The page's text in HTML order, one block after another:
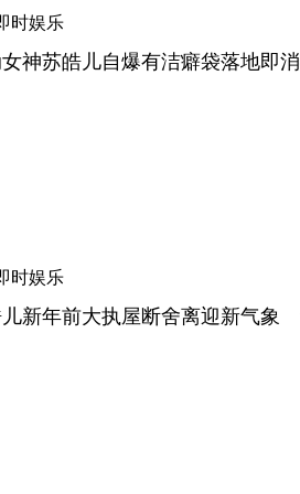
时娱乐
神苏皓儿自爆有洁癖袋落地即
时娱乐
新年前大执屋断舍离迎新气象